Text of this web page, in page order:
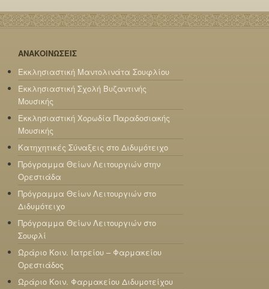
ΑΝΑΚΟΙΝΩΣΕΙΣ
Εκκλησιαστική Μαντολινάτα Σουφλίου
Εκκλησιαστική Σχολή Βυζαντινής
Μουσικής
Εκκλησιαστική Χορωδία Παραδοσιακής
Μουσικής
Κατηχητικές Σύναξεις στο Διδυμότειχο
Πρόγραμμα Θείων Λειτουργιών στην
Ορεστιάδα
Πρόγραμμα Θείων Λειτουργιών στο
Διδυμότειχο
Πρόγραμμα Θείων Λειτουργιών στο
Σουφλί
Ωράριο Κοιν. Ιατρείου – Φαρμακείου
Ορεστιάδος
Ωράριο Κοιν. Φαρμακείου Διδυμοτείχου